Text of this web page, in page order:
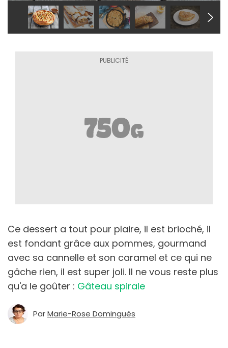
Ce dessert a tout pour plaire, il est brioché, il
est fondant grâce aux pommes, gourmand
avec sa cannelle et son caramel et ce qui ne
gâche rien, il est super joli. Il ne vous reste plus
qu'a le goûter : Gâteau spirale
ParMarie-Rose Dominguès